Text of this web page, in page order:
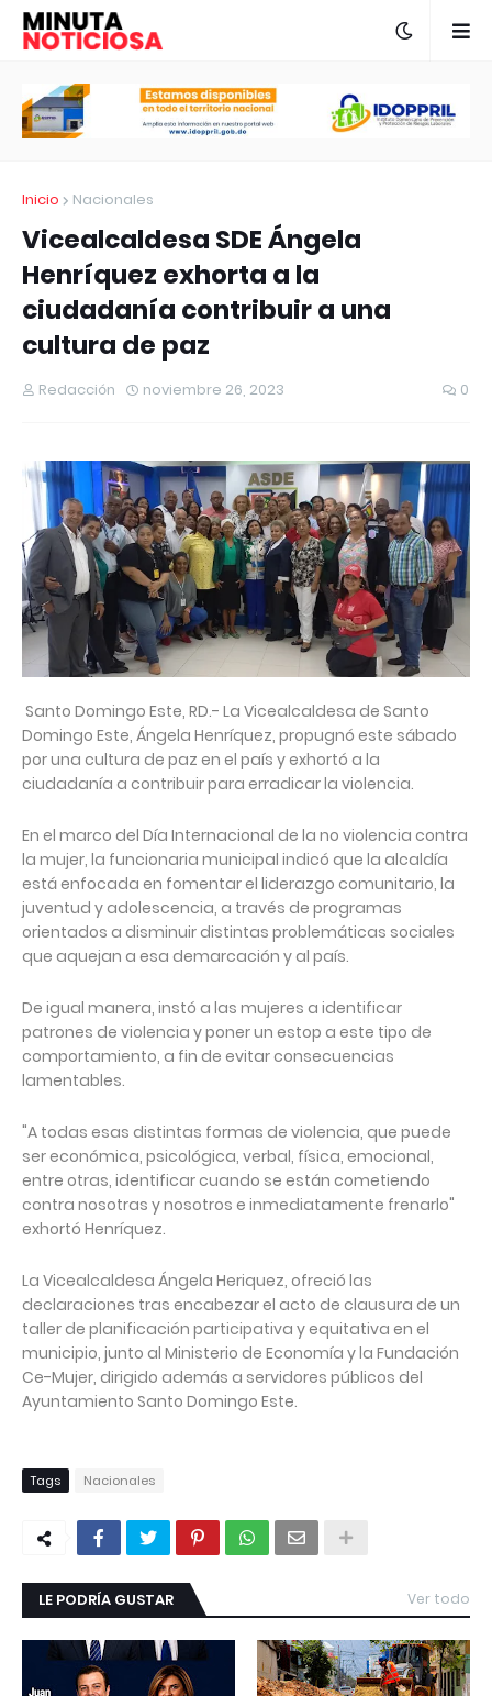
Inicio Nacionales
Vicealcaldesa SDE Ángela
Henríquez exhorta a la
ciudadanía contribuir a una
cultura de paz
Redacción noviembre 26, 2023 0
Santo Domingo Este, RD.- La Vicealcaldesa de Santo
Domingo Este, Ángela Henríquez, propugnó este sábado
por una cultura de paz en el país y exhortó a la
ciudadanía a contribuir para erradicar la violencia.
En el marco del Día Internacional de la no violencia contra
la mujer, la funcionaria municipal indicó que la alcaldía
está enfocada en fomentar el liderazgo comunitario, la
juventud y adolescencia, a través de programas
orientados a disminuir distintas problemáticas sociales
que aquejan a esa demarcación y al país.
De igual manera, instó a las mujeres a identificar
patrones de violencia y poner un estop a este tipo de
comportamiento, a fin de evitar consecuencias
lamentables.
"A todas esas distintas formas de violencia, que puede
ser económica, psicológica, verbal, física, emocional,
entre otras, identificar cuando se están cometiendo
contra nosotras y nosotros e inmediatamente frenarlo"
exhortó Henríquez.
La Vicealcaldesa Ángela Heriquez, ofreció las
declaraciones tras encabezar el acto de clausura de un
taller de planificación participativa y equitativa en el
municipio, junto al Ministerio de Economía y la Fundación
Ce-Mujer, dirigido además a servidores públicos del
Ayuntamiento Santo Domingo Este.
Tags Nacionales
LE PODRÍA GUSTAR Ver todo